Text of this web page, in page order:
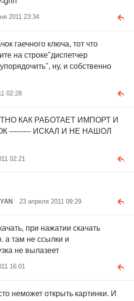
2011 23:34
гаечного ключа, тот что
на строке"диспетчер
ну, и собственно
02:28
КАК РАБОТАЕТ ИМПОРТ И
--------- ИСКАЛ И НЕ НАШОЛ
02:21
23 апреля 2011 09:29
при нажатии скачать
а там не ссылки и
не вылазеет
16:01
неможет открыть картинки. И